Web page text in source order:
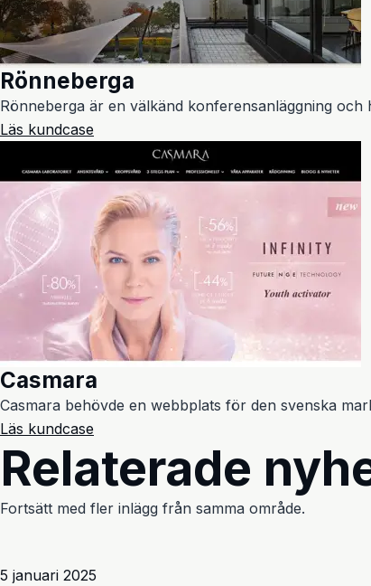
Rönneberga
Rönneberga är en välkänd konferensanläggning
Läs kundcase
Casmara
Casmara behövde en webbplats för den svenska
Läs kundcase
Relaterade
Fortsätt med fler inlägg från samma område.
5 januari 2025